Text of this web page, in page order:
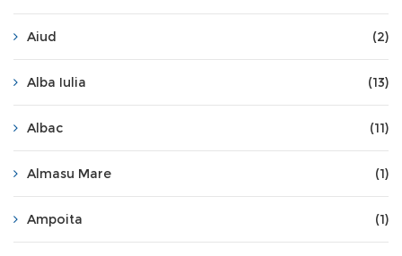
Aiud (2)
Alba Iulia (13)
Albac (11)
Almasu Mare (1)
Ampoita (1)